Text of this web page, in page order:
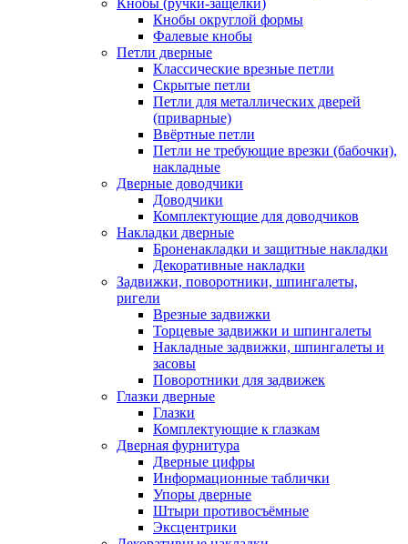
Кнобы (ручки-защелки)
Кнобы округлой формы
Фалевые кнобы
Петли дверные
Классические врезные петли
Скрытые петли
Петли для металлических дверей
(приварные)
Ввёртные петли
Петли не требующие врезки (бабочки),
накладные
Дверные доводчики
Доводчики
Комплектующие для доводчиков
Накладки дверные
Броненакладки и защитные накладки
Декоративные накладки
Задвижки, поворотники, шпингалеты,
ригели
Врезные задвижки
Торцевые задвижки и шпингалеты
Накладные задвижки, шпингалеты и
засовы
Поворотники для задвижек
Глазки дверные
Глазки
Комплектующие к глазкам
Дверная фурнитура
Дверные цифры
Информационные таблички
Упоры дверные
Штыри противосъёмные
Эксцентрики